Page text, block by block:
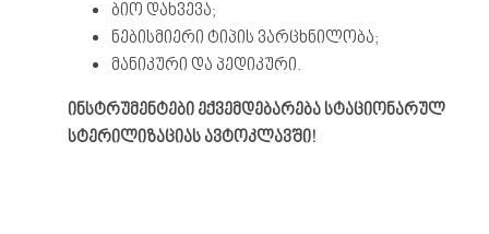
ბიო დახვევა;
ნებისმიერი ტიპის ვარცხნილობა;
მანიკური და პედიკური.
ინსტრუმენტები ექვემდებარებასტაციონარულ
სტერილიზაციას ავტოკლავში!